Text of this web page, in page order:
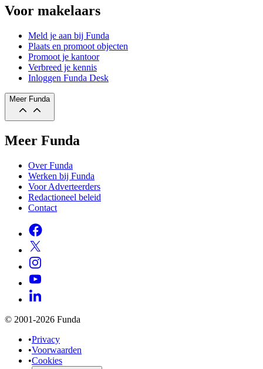
Voor makelaars
Meld je aan bij Funda
Plaats en promoot objecten
Promoot je kantoor
Verbreed je kennis
Inloggen Funda Desk
Meer Funda
Meer Funda
Over Funda
Werken bij Funda
Voor Adverteerders
Redactioneel beleid
Contact
© 2001-2026 Funda
•Privacy
•Voorwaarden
•Cookies